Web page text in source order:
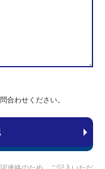
合わせください。